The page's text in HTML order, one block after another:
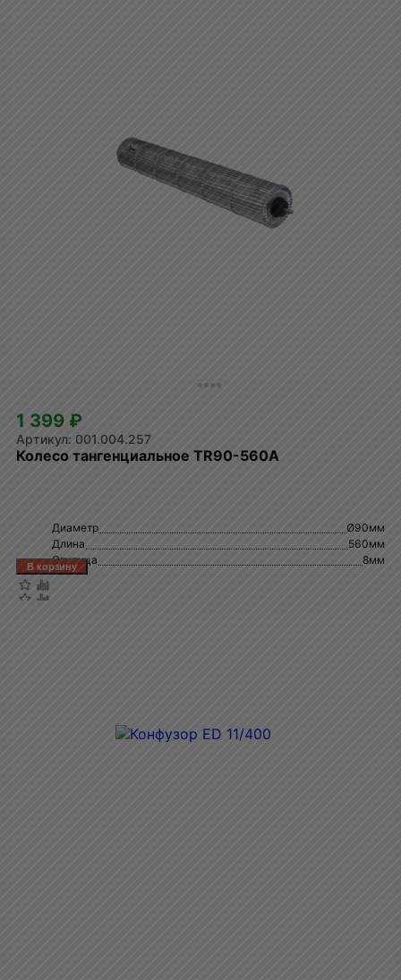
1 399 ₽
001.004.257
Колесо тангенциальное TR90-560A
Диаметр
Ø90мм
Длина
560мм
Ступица
8мм